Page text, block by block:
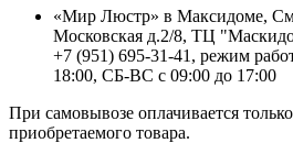
«Мир Люстр» в Максидоме,
Московская д.2/8, ТЦ
+7 (951) 695-31-41, режим
18:00, СБ-ВС с 09:00 до 17:00
При самовывозе оплачивается
приобретаемого товара.